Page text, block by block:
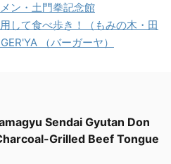
ン・土門拳記念館
して食べ歩き！（もみの木・田
（バーガーヤ）
Sendai Gyutan Don
Grilled Beef Tongue